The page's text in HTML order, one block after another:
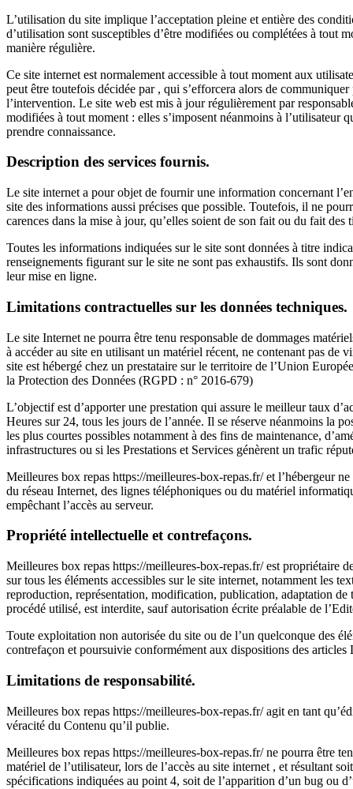
L’utilisation du site implique l’acceptation pleine et entière des
d’utilisation sont susceptibles d’être modifiées ou complétées à tout
manière régulière.
Ce site internet est normalement accessible à tout moment aux
peut être toutefois décidée par , qui s’efforcera alors de
l’intervention. Le site web est mis à jour régulièrement par
modifiées à tout moment : elles s’imposent néanmoins à l’utilisateur
prendre connaissance.
Description des services fournis.
Le site internet a pour objet de fournir une information concernant
site des informations aussi précises que possible. Toutefois, il ne
carences dans la mise à jour, qu’elles soient de son fait ou du fait
Toutes les informations indiquées sur le site sont données à titre
renseignements figurant sur le site ne sont pas exhaustifs. Ils sont
leur mise en ligne.
Limitations contractuelles sur les données techniques.
Le site Internet ne pourra être tenu responsable de dommages
à accéder au site en utilisant un matériel récent, ne contenant pas
site est hébergé chez un prestataire sur le territoire de l’Union
la Protection des Données (RGPD : n° 2016-679)
L’objectif est d’apporter une prestation qui assure le meilleur taux
Heures sur 24, tous les jours de l’année. Il se réserve néanmoins la
les plus courtes possibles notamment à des fins de maintenance,
infrastructures ou si les Prestations et Services génèrent un trafic
Meilleures box repas https://meilleures-box-repas.fr/ et l’hébergeur
du réseau Internet, des lignes téléphoniques ou du matériel
empêchant l’accès au serveur.
Propriété intellectuelle et contrefaçons.
Meilleures box repas https://meilleures-box-repas.fr/ est propriétaire
sur tous les éléments accessibles sur le site internet, notamment les
reproduction, représentation, modification, publication, adaptation
procédé utilisé, est interdite, sauf autorisation écrite préalable de
Toute exploitation non autorisée du site ou de l’un quelconque des
contrefaçon et poursuivie conformément aux dispositions des
Limitations de responsabilité.
Meilleures box repas https://meilleures-box-repas.fr/ agit en tant
véracité du Contenu qu’il publie.
Meilleures box repas https://meilleures-box-repas.fr/ ne pourra être
matériel de l’utilisateur, lors de l’accès au site internet , et résultant
spécifications indiquées au point 4, soit de l’apparition d’un bug ou